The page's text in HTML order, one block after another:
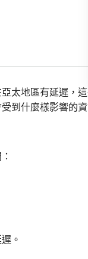
太地區有延遲，
到什麼樣影響的資
。